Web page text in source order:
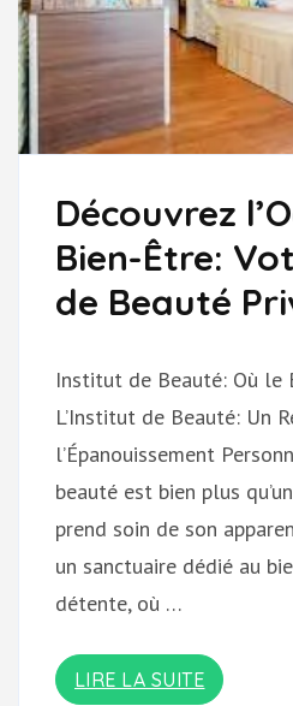
Découvrez
Bien-Être:
de Beauté
Institut de Beauté: Où le
L’Institut de Beauté: Un
l’Épanouissement
beauté est bien plus
prend soin de son
un sanctuaire dédié au
détente, où …
LIRE LA SUITE